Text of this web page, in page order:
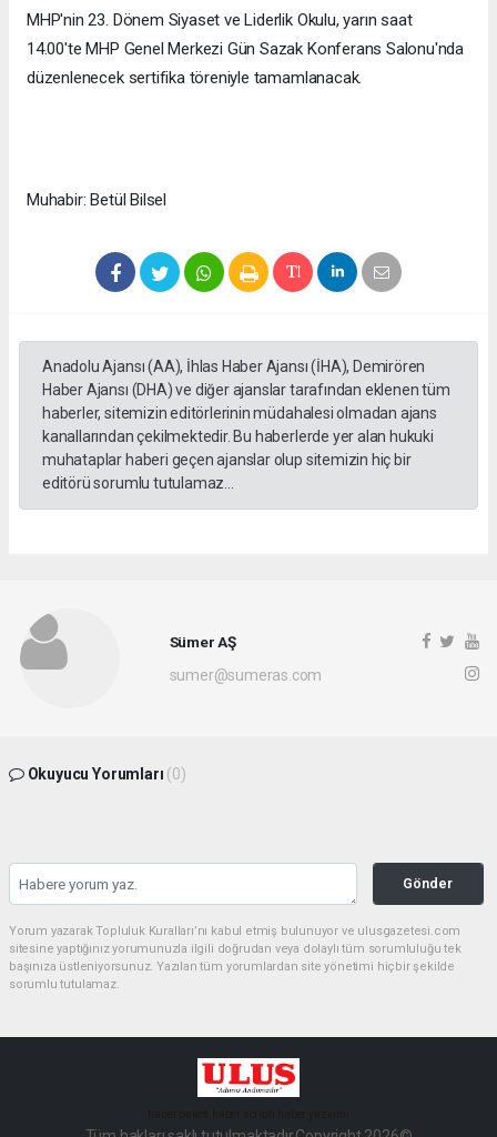
MHP'nin 23. Dönem Siyaset ve Liderlik Okulu, yarın saat
14.00'te MHP Genel Merkezi Gün Sazak Konferans Salonu'nda
düzenlenecek sertifika töreniyle tamamlanacak.
Muhabir: Betül Bilsel
Anadolu Ajansı (AA), İhlas Haber Ajansı (İHA), Demirören
Haber Ajansı (DHA) ve diğer ajanslar tarafından eklenen tüm
haberler, sitemizin editörlerinin müdahalesi olmadan ajans
kanallarından çekilmektedir. Bu haberlerde yer alan hukuki
muhataplar haberi geçen ajanslar olup sitemizin hiç bir
editörü sorumlu tutulamaz...
Sümer AŞ
sumer@sumeras.com
Okuyucu Yorumları (0)
Gönder
Yorum yazarak Topluluk Kuralları’nı kabul etmiş bulunuyor ve ulusgazetesi.com
sitesine yaptığınız yorumunuzla ilgili doğrudan veya dolaylı tüm sorumluluğu tek
başınıza üstleniyorsunuz. Yazılan tüm yorumlardan site yönetimi hiçbir şekilde
sorumlu tutulamaz.